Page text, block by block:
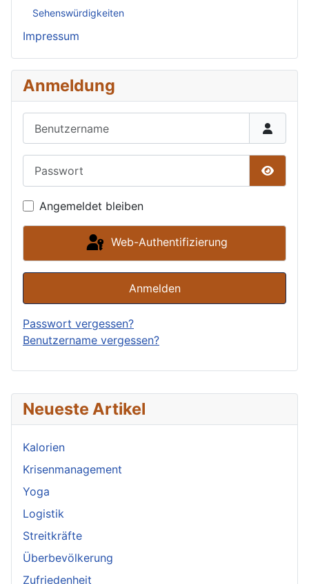
Neueste Artikel
Kalorien
Krisenmanagement
Yoga
Logistik
Streitkräfte
Überbevölkerung
Zufriedenheit
Sehenswürdigkeiten
Impressum
Anmeldung
Angemeldet bleiben
Web-Authentifizierung
Anmelden
Passwort vergessen?
Benutzername vergessen?